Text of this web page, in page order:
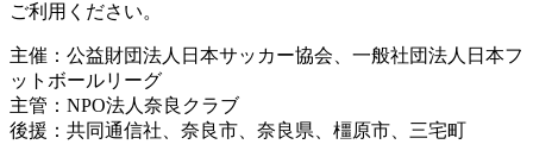
ご利用ください。
主催：公益財団法人日本サッカー協会、一般社団法人日本フ
ットボールリーグ
主管：NPO法人奈良クラブ
後援：共同通信社、奈良市、奈良県、橿原市、三宅町